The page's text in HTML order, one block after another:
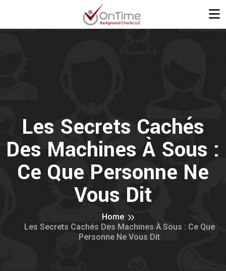
Les Secrets Cachés
Des Machines À Sous :
Ce Que Personne Ne
Vous Dit
Home
Les Secrets Cachés Des Machines À Sous : Ce Que
Personne Ne Vous Dit